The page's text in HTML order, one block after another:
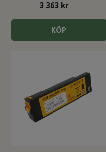
3 363 kr
KÖP